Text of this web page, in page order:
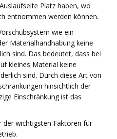
Platz haben, wo
entnommen werden können.
wie ein
Materialhandhabung keine
sind. Das bedeutet, dass bei
kleines Material keine
sind. Durch diese Art von
hinsichtlich der
Einschränkung ist das
wichtigsten Faktoren für